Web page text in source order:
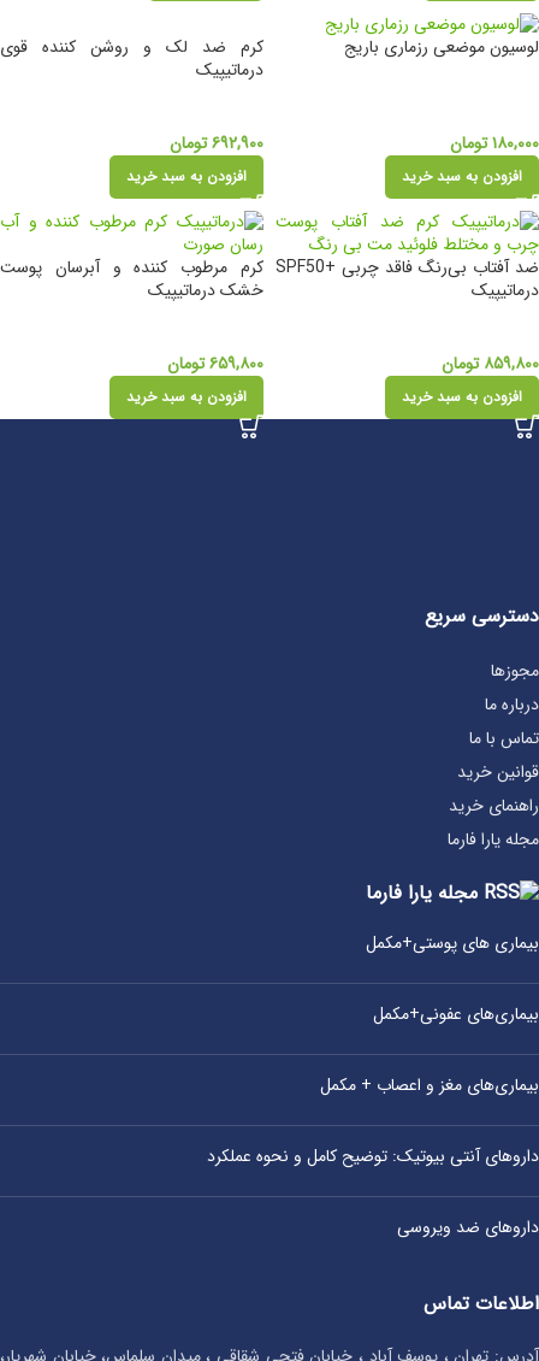
لوسیون موضعی رزماری باریج
۱۸۰,۰۰۰تومان
افزودن به سبد خرید
کرم ضد لک و روشن کننده قوی
درماتیپیک
۶۹۲,۹۰۰تومان
افزودن به سبد خرید
ضد آفتاب بی‌رنگ فاقد چربی +SPF50
درماتیپیک
۸۵۹,۸۰۰ تومان
افزودن به سبد خرید
کرم مرطوب کننده و آبرسان پوست
خشک درماتیپیک
۶۵۹,۸۰۰تومان
افزودن به سبد خرید
دسترسی سریع
مجوزها
درباره ما
تماس با ما
قوانین خرید
راهنمای خرید
مجله یارا فارما
مجله یارا فارما
بیماری‌ های پوستی+مکمل
بیماری‌های عفونی+مکمل
بیماری‌های مغز و اعصاب + مکمل
داروهای آنتی‌ بیوتیک: توضیح کامل و نحوه عملکرد
داروهای ضد ویروسی
اطلاعات تماس